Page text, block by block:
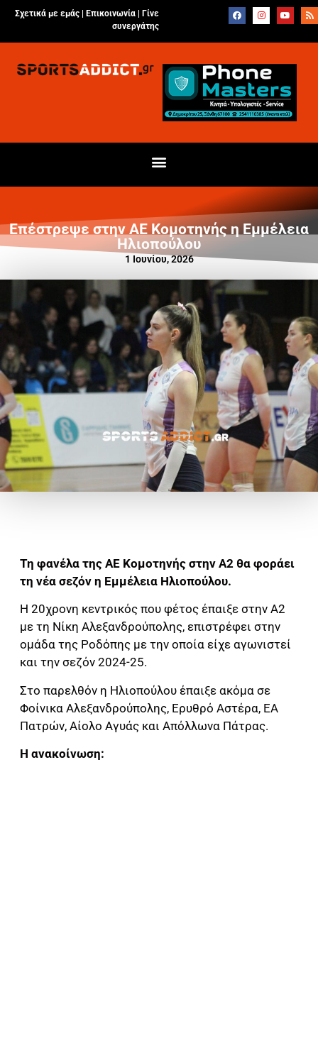
Σχετικά με εμάς | Επικοινωνία
Γίνε
συνεργάτης
Επέστρεψε στην ΑΕ Κομοτηνής η Εμμέλεια
Ηλιοπούλου
1 Ιουνίου, 2026
Τη φανέλα της ΑΕ Κομοτηνής στην Α2 θα φοράει
τη νέα σεζόν η Εμμέλεια Ηλιοπούλου.
Η 20χρονη κεντρικός που φέτος έπαιξε στην Α2
με τη Νίκη Αλεξανδρούπολης, επιστρέφει στην
ομάδα της Ροδόπης με την οποία είχε αγωνιστεί
και την σεζόν 2024-25.
Στο παρελθόν η Ηλιοπούλου έπαιξε ακόμα σε
Φοίνικα Αλεξανδρούπολης, Ερυθρό Αστέρα, ΕΑ
Πατρών, Αίολο Αγυάς και Απόλλωνα Πάτρας.
Η ανακοίνωση: